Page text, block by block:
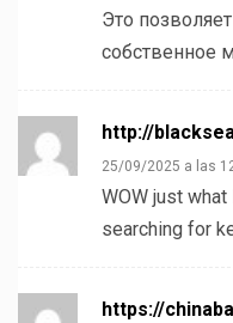
Это
собственное
http://
25/09/2025 a las
WOW just
searching for
https://